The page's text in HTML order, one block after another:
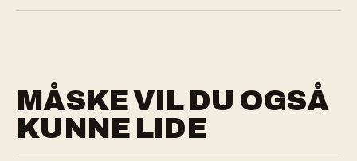
MÅSKE VIL DU OGSÅ
KUNNE LIDE